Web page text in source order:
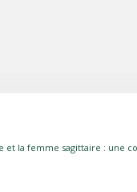
et la femme sagittaire : une